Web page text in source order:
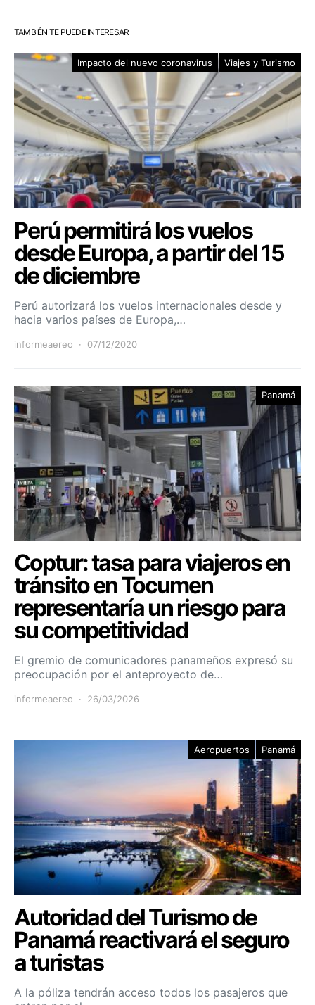
TAMBIÉN TE PUEDE INTERESAR
Impacto del nuevo coronavirus Viajes y Turismo
Perú permitirá los vuelos
desde Europa, a partir del 15
de diciembre
Perú autorizará los vuelos internacionales desde y
hacia varios países de Europa,…
informeaereo 07/12/2020
Panamá
Coptur: tasa para viajeros en
tránsito en Tocumen
representaría un riesgo para
su competitividad
El gremio de comunicadores panameños expresó su
preocupación por el anteproyecto de…
informeaereo 26/03/2026
Aeropuertos Panamá
Autoridad del Turismo de
Panamá reactivará el seguro
a turistas
A la póliza tendrán acceso todos los pasajeros que